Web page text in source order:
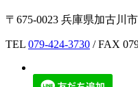
〒675-0023 兵庫県加古川
TEL 079-424-3730 / FAX